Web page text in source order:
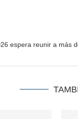
espera reunir a más